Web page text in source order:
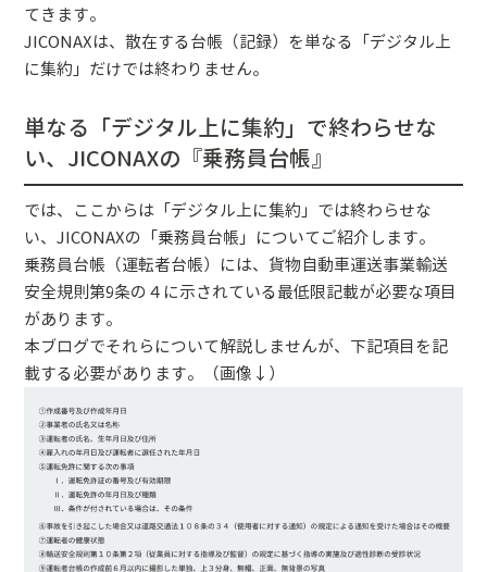
てきます。
JICONAXは、散在する台帳（記録）を単なる「デジタル上
に集約」だけでは終わりません。
単なる「デジタル上に集約」で終わらせな
い、JICONAXの『乗務員台帳』
では、ここからは「デジタル上に集約」では終わらせな
い、JICONAXの「乗務員台帳」についてご紹介します。
乗務員台帳（運転者台帳）には、貨物自動車運送事業輸送
安全規則第9条の４に示されている最低限記載が必要な項目
があります。
本ブログでそれらについて解説しませんが、下記項目を記
載する必要があります。（画像↓）